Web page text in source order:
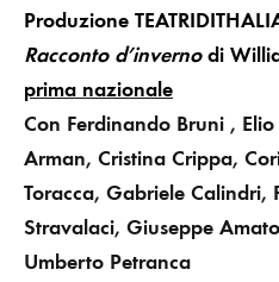
Produzione
Racconto d’invernodi
prima nazionale
Con Ferdinando Bruni ,
Arman, Cristina Crippa,
Toracca, Gabriele Calindri,
Stravalaci, Giuseppe
Umberto Petranca